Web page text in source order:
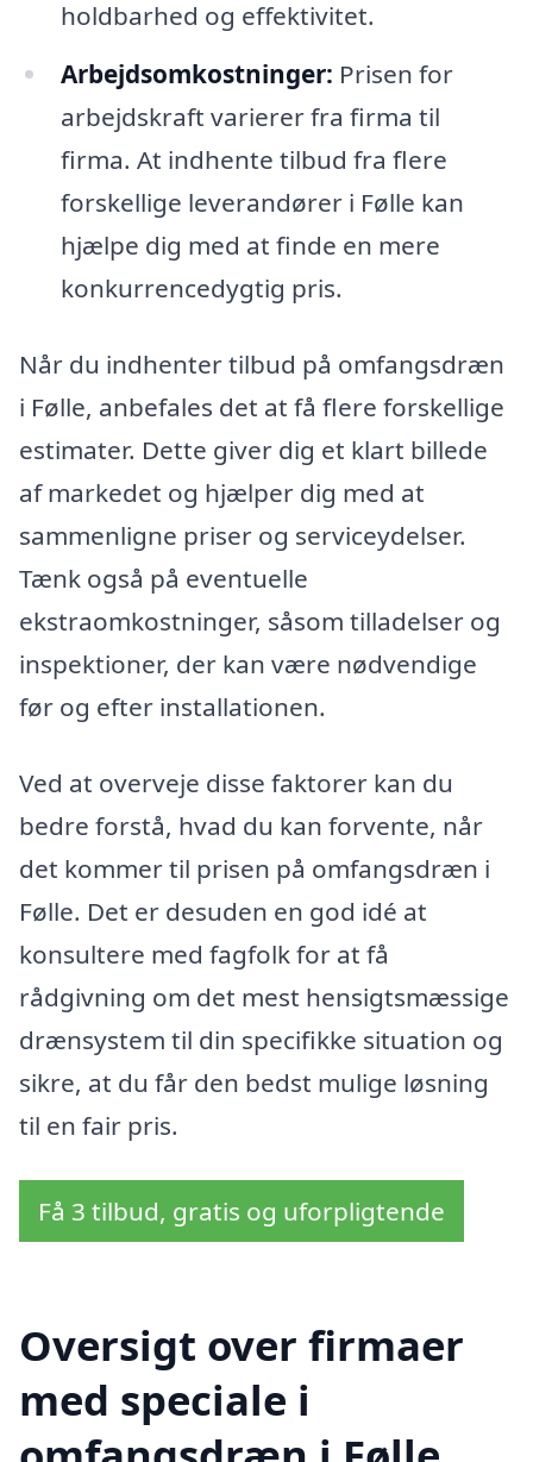
holdbarhed og effektivitet.
Arbejdsomkostninger: Prisen for
arbejdskraft varierer fra firma til
firma. At indhente tilbud fra flere
forskellige leverandører i Følle kan
hjælpe dig med at finde en mere
konkurrencedygtig pris.
Når du indhenter tilbud på omfangsdræn
i Følle, anbefales det at få flere forskellige
estimater. Dette giver dig et klart billede
af markedet og hjælper dig med at
sammenligne priser og serviceydelser.
Tænk også på eventuelle
ekstraomkostninger, såsom tilladelser og
inspektioner, der kan være nødvendige
før og efter installationen.
Ved at overveje disse faktorer kan du
bedre forstå, hvad du kan forvente, når
det kommer til prisen på omfangsdræn i
Følle. Det er desuden en god idé at
konsultere med fagfolk for at få
rådgivning om det mest hensigtsmæssige
drænsystem til din specifikke situation og
sikre, at du får den bedst mulige løsning
til en fair pris.
Få 3 tilbud, gratis og uforpligtende
Oversigt over firmaer
med speciale i